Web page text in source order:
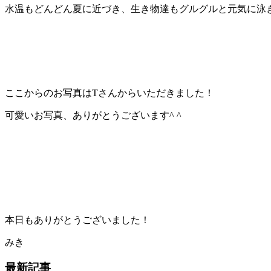
水温もどんどん夏に近づき、生き物達もグルグルと元気に泳
ここからのお写真はTさんからいただきました！
可愛いお写真、ありがとうございます^ ^
本日もありがとうございました！
みき
最新記事